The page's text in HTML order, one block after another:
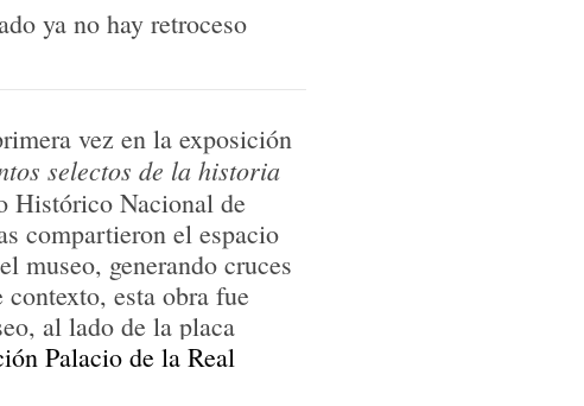
ya no hay retroceso
vez en la exposición
selectos de la historia
Histórico Nacional de
compartieron el espacio
museo, generando cruces
esta obra fue
al lado de la placa
Palacio de la Real